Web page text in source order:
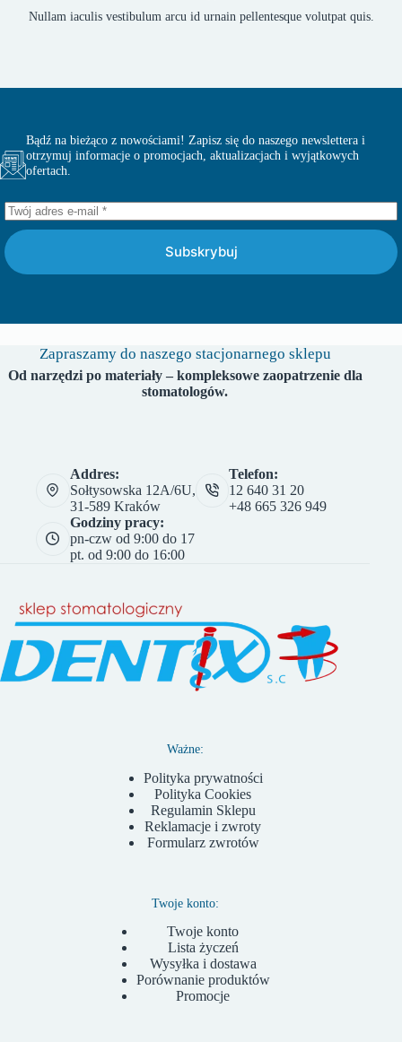
Nullam iaculis vestibulum arcu id urnain pellentesque volutpat quis.
Bądź na bieżąco z nowościami! Zapisz się do naszego newslettera i
otrzymuj informacje o promocjach, aktualizacjach i wyjątkowych
ofertach.
Subskrybuj
Zapraszamy do naszego stacjonarnego sklepu
Od narzędzi po materiały – kompleksowe zaopatrzenie dla
stomatologów.
Addres:
Sołtysowska 12A/6U,
31-589 Kraków
Telefon:
12 640 31 20
+48 665 326 949
Godziny pracy:
pn-czw od 9:00 do 17
pt. od 9:00 do 16:00
Ważne:
Polityka prywatności
Polityka Cookies
Regulamin Sklepu
Reklamacje i zwroty
Formularz zwrotów
Twoje konto:
Twoje konto
Lista życzeń
Wysyłka i dostawa
Porównanie produktów
Promocje